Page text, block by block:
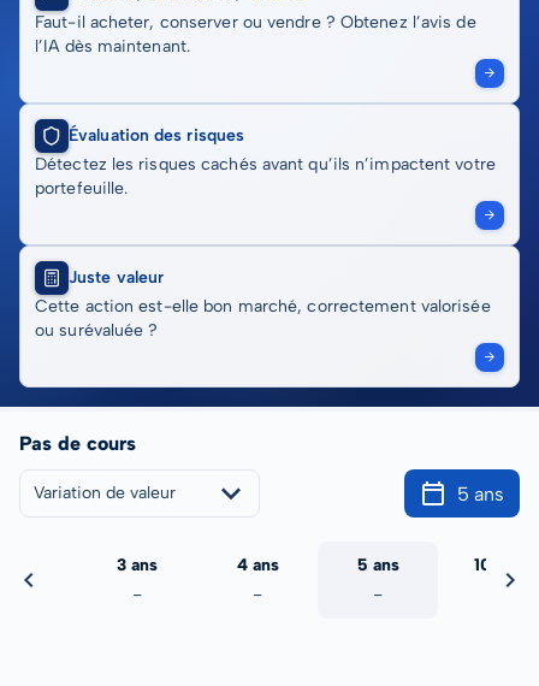
Faut-il acheter, conserver ou vendre ? Obtenez l’avis de
l’IA dès maintenant.
Évaluation des risques
Détectez les risques cachés avant qu’ils n’impactent votre
portefeuille.
Juste valeur
Cette action est-elle bon marché, correctement valorisée
ou surévaluée ?
Pas de cours
Variation de valeur 5 ans
3 ans
-
4 ans
-
5 ans
-
10 ans